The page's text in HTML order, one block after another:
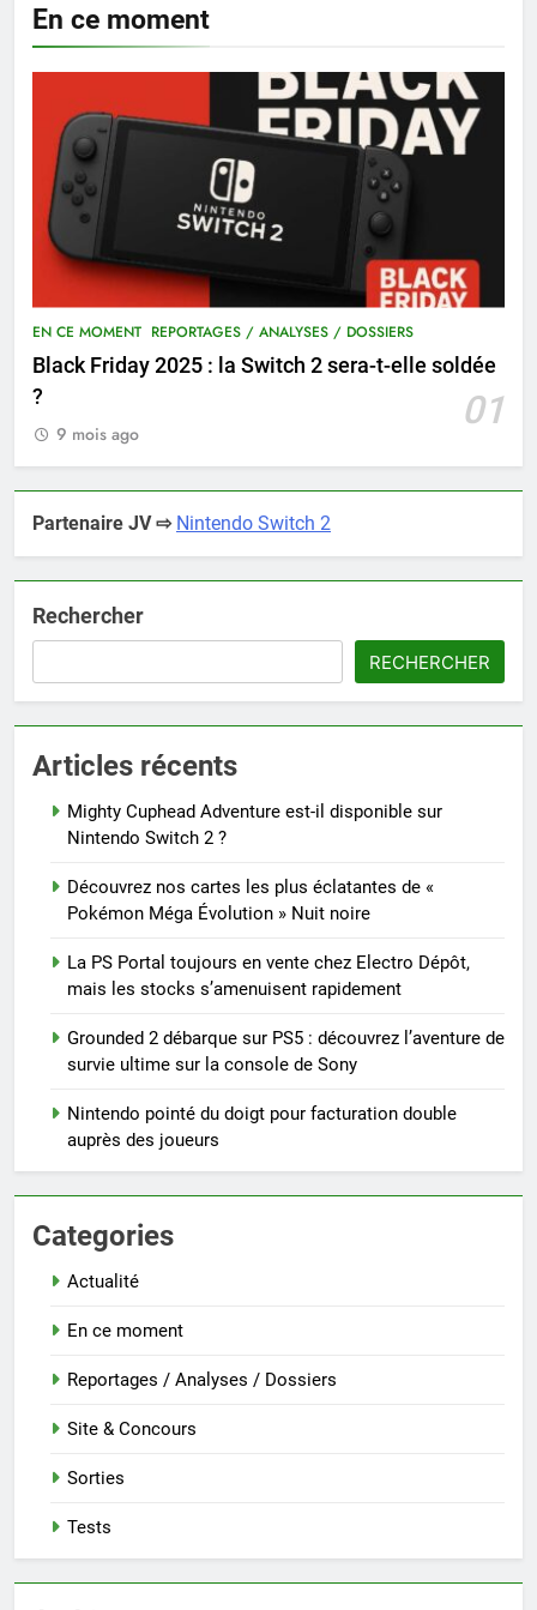
En ce moment
EN CE MOMENT REPORTAGES / ANALYSES / DOSSIERS
Black Friday 2025 : la Switch 2 sera-t-elle soldée
?
01
9 mois ago
Partenaire JV ⇨ Nintendo Switch 2
Rechercher
RECHERCHER
Articles récents
Mighty Cuphead Adventure est-il disponible sur
Nintendo Switch 2 ?
Découvrez nos cartes les plus éclatantes de «
Pokémon Méga Évolution » Nuit noire
La PS Portal toujours en vente chez Electro Dépôt,
mais les stocks s’amenuisent rapidement
Grounded 2 débarque sur PS5 : découvrez l’aventure de
survie ultime sur la console de Sony
Nintendo pointé du doigt pour facturation double
auprès des joueurs
Categories
Actualité
En ce moment
Reportages / Analyses / Dossiers
Site & Concours
Sorties
Tests